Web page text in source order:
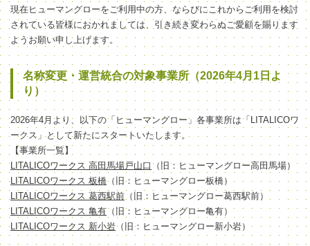
現在ヒューマングローをご利用中の方、ならびにこれからご利用を検討
されている皆様におかれましては、引き続き変わらぬご愛顧を賜ります
ようお願い申し上げます。
名称変更・運営統合の対象事業所（2026年4月1日よ
り）
2026年4月より、以下の「ヒューマングロー」各事業所は「LITALICOワ
ークス」として新たにスタートいたします。
【事業所一覧】
LITALICOワークス 高田馬場戸山口 （旧：ヒューマングロー高田馬場）
LITALICOワークス 板橋（旧：ヒューマングロー板橋）
LITALICOワークス 葛西駅前 （旧：ヒューマングロー葛西駅前）
LITALICOワークス 亀有（旧：ヒューマングロー亀有）
LITALICOワークス 新小岩（旧：ヒューマングロー新小岩）